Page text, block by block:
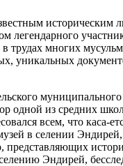
историческим
легендарного
трудах многих мусульм
уникальных
одной из средних
всем, что каса-
в селении
представляющих
Эндирей,